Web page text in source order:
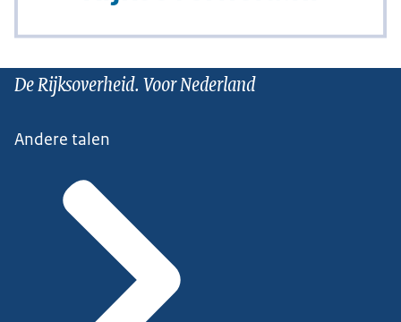
De Rijksoverheid. Voor Nederland
Andere talen